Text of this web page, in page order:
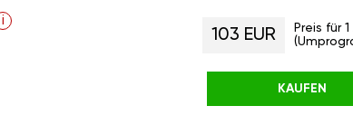
103 EUR
Preis für
KAUFEN
i